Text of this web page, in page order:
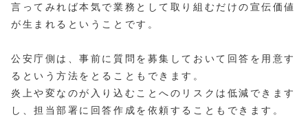
言ってみれば本気で業務として取り組むだけの宣伝価値
が生まれるということです。
公安庁側は、事前に質問を募集しておいて回答を用意す
るという方法をとることもできます。
炎上や変なのが入り込むことへのリスクは低減できます
し、担当部署に回答作成を依頼することもできます。